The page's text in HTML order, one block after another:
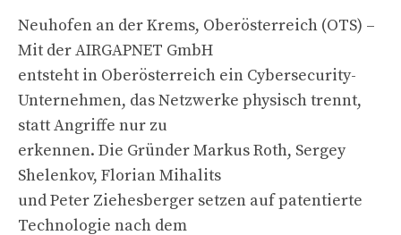
Neuhofen an der Krems, Oberösterreich (OTS) –
Mit der AIRGAPNET GmbH
entsteht in Oberösterreich ein Cybersecurity-
Unternehmen, das Netzwerke physisch trennt,
statt Angriffe nur zu
erkennen. Die Gründer Markus Roth, Sergey
Shelenkov, Florian Mihalits
und Peter Ziehesberger setzen auf patentierte
Technologie nach dem